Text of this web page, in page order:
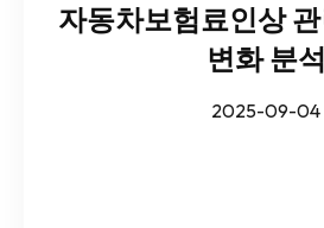
자동차보험료인상
변화 분석
2025-09-04